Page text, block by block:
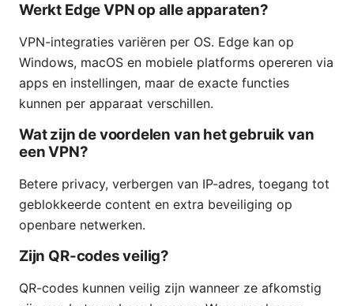
Werkt Edge VPN op alle apparaten?
VPN-integraties variëren per OS. Edge kan op
Windows, macOS en mobiele platforms opereren via
apps en instellingen, maar de exacte functies
kunnen per apparaat verschillen.
Wat zijn de voordelen van het gebruik van
een VPN?
Betere privacy, verbergen van IP-adres, toegang tot
geblokkeerde content en extra beveiliging op
openbare netwerken.
Zijn QR-codes veilig?
QR-codes kunnen veilig zijn wanneer ze afkomstig